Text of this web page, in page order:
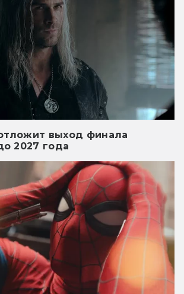
выход финала
2027 года